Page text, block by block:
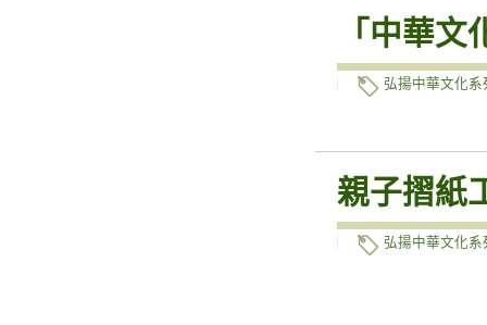
「中華
弘揚中華文化系
親子摺紙
弘揚中華文化系